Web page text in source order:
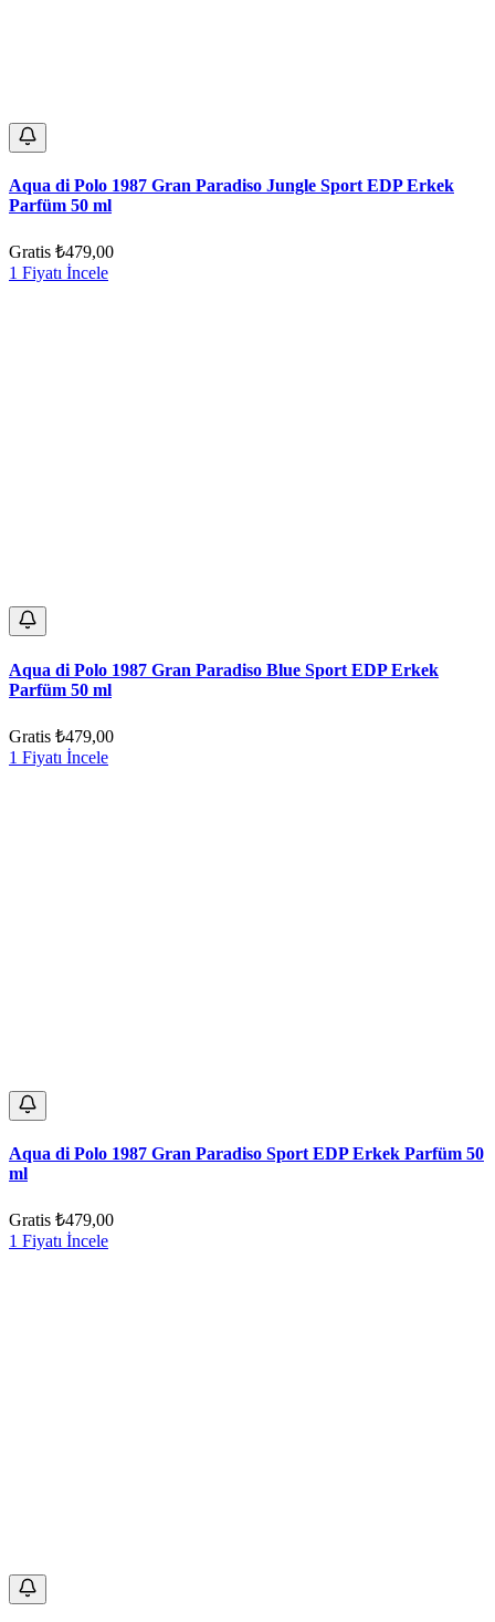
Aqua di Polo 1987 Gran Paradiso Jungle Sport EDP Erkek
Parfüm 50 ml
Gratis ₺479,00
1 Fiyatı İncele
Aqua di Polo 1987 Gran Paradiso Blue Sport EDP Erkek
Parfüm 50 ml
Gratis ₺479,00
1 Fiyatı İncele
Aqua di Polo 1987 Gran Paradiso Sport EDP Erkek Parfüm 50
ml
Gratis ₺479,00
1 Fiyatı İncele